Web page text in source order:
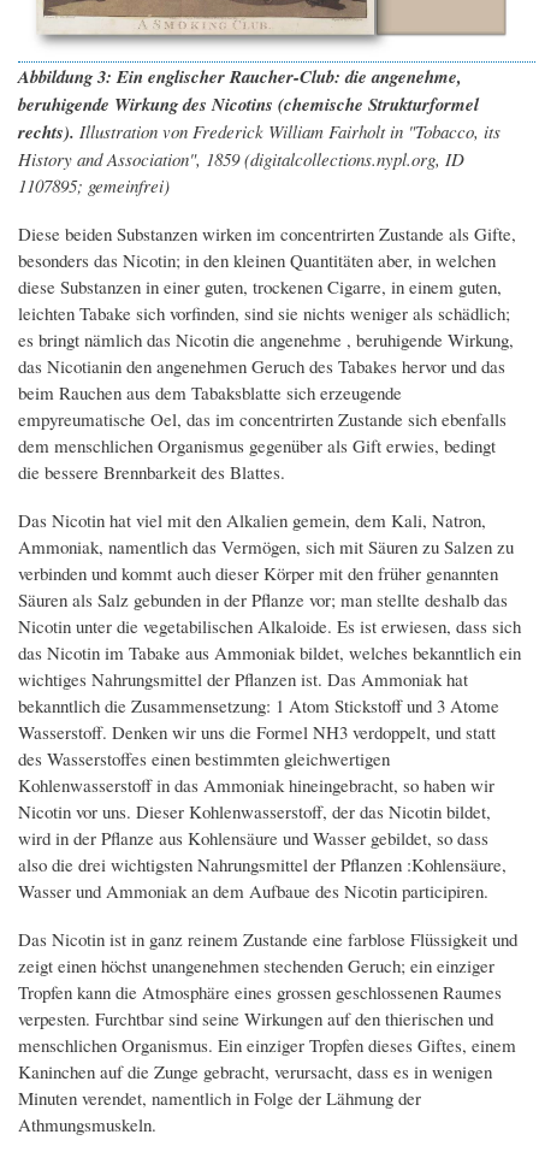
Abbildung 3: Ein englischer Raucher-Club: die angenehme,
beruhigende Wirkung des Nicotins (chemische Strukturformel
rechts). Illustration von Frederick William Fairholt in "Tobacco, its
History and Association", 1859 (digitalcollections.nypl.org, ID
1107895; gemeinfrei)
Diese beiden Substanzen wirken im concentrirten Zustande als Gifte,
besonders das Nicotin; in den kleinen Quantitäten aber, in welchen
diese Substanzen in einer guten, trockenen Cigarre, in einem guten,
leichten Tabake sich vorfinden, sind sie nichts weniger als schädlich;
es bringt nämlich das Nicotin die angenehme , beruhigende Wirkung,
das Nicotianin den angenehmen Geruch des Tabakes hervor und das
beim Rauchen aus dem Tabaksblatte sich erzeugende
empyreumatische Oel, das im concentrirten Zustande sich ebenfalls
dem menschlichen Organismus gegenüber als Gift erwies, bedingt
die bessere Brennbarkeit des Blattes.
Das Nicotin hat viel mit den Alkalien gemein, dem Kali, Natron,
Ammoniak, namentlich das Vermögen, sich mit Säuren zu Salzen zu
verbinden und kommt auch dieser Körper mit den früher genannten
Säuren als Salz gebunden in der Pflanze vor; man stellte deshalb das
Nicotin unter die vegetabilischen Alkaloide. Es ist erwiesen, dass sich
das Nicotin im Tabake aus Ammoniak bildet, welches bekanntlich ein
wichtiges Nahrungsmittel der Pflanzen ist. Das Ammoniak hat
bekanntlich die Zusammensetzung: 1 Atom Stickstoff und 3 Atome
Wasserstoff. Denken wir uns die Formel NH3 verdoppelt, und statt
des Wasserstoffes einen bestimmten gleichwertigen
Kohlenwasserstoff in das Ammoniak hineingebracht, so haben wir
Nicotin vor uns. Dieser Kohlenwasserstoff, der das Nicotin bildet,
wird in der Pflanze aus Kohlensäure und Wasser gebildet, so dass
also die drei wichtigsten Nahrungsmittel der Pflanzen :Kohlensäure,
Wasser und Ammoniak an dem Aufbaue des Nicotin participiren.
Das Nicotin ist in ganz reinem Zustande eine farblose Flüssigkeit und
zeigt einen höchst unangenehmen stechenden Geruch; ein einziger
Tropfen kann die Atmosphäre eines grossen geschlossenen Raumes
verpesten. Furchtbar sind seine Wirkungen auf den thierischen und
menschlichen Organismus. Ein einziger Tropfen dieses Giftes, einem
Kaninchen auf die Zunge gebracht, verursacht, dass es in wenigen
Minuten verendet, namentlich in Folge der Lähmung der
Athmungsmuskeln.